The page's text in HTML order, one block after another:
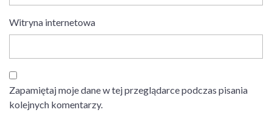
Witryna internetowa
Zapamiętaj moje dane w tej przeglądarce podczas pisania
kolejnych komentarzy.